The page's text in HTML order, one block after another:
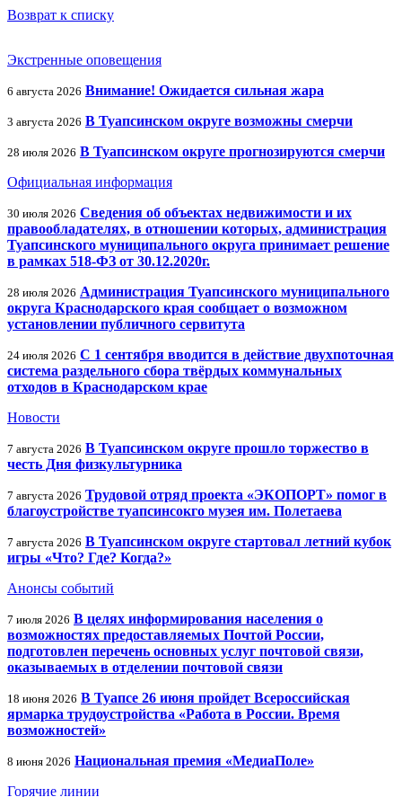
Возврат к списку
Экстренные оповещения
6 августа 2026 Внимание! Ожидается сильная жара
3 августа 2026 В Туапсинском округе возможны смерчи
28 июля 2026 В Туапсинском округе прогнозируются смерчи
Официальная информация
30 июля 2026 Сведения об объектах недвижимости и их
правообладателях, в отношении которых, администрация
Туапсинского муниципального округа принимает решение
в рамках 518-ФЗ от 30.12.2020г.
28 июля 2026 Администрация Туапсинского муниципального
округа Краснодарского края сообщает о возможном
установлении публичного сервитута
24 июля 2026 С 1 сентября вводится в действие двухпоточная
система раздельного сбора твёрдых коммунальных
отходов в Краснодарском крае
Новости
7 августа 2026 В Туапсинском округе прошло торжество в
честь Дня физкультурника
7 августа 2026 Трудовой отряд проекта «ЭКОПОРТ» помог в
благоустройстве туапсинсокго музея им. Полетаева
7 августа 2026 В Туапсинском округе стартовал летний кубок
игры «Что? Где? Когда?»
Анонсы событий
7 июля 2026 В целях информирования населения о
возможностях предоставляемых Почтой России,
подготовлен перечень основных услуг почтовой связи,
оказываемых в отделении почтовой связи
18 июня 2026 В Туапсе 26 июня пройдет Всероссийская
ярмарка трудоустройства «Работа в России. Время
возможностей»
8 июня 2026 Национальная премия «МедиаПоле»
Горячие линии